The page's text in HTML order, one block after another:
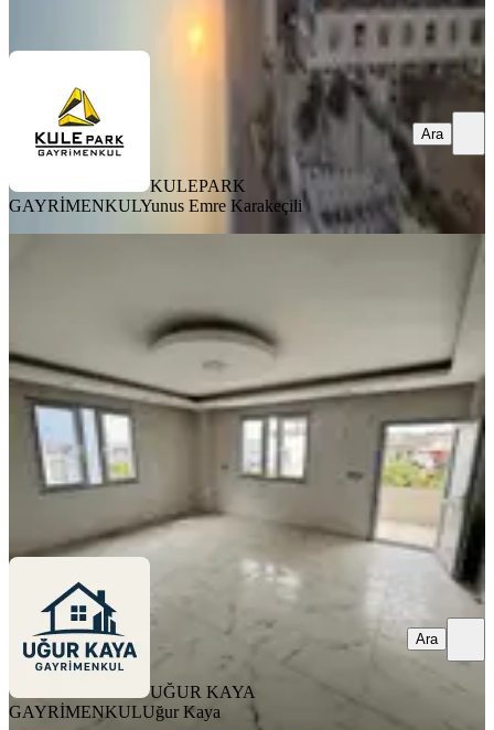
KULEPARK
GAYRİMENKULYunus Emre Karakeçili
Ara
Sarıçam, Gültepe Mahallesi
2+1·100 m²·1. Kat
6.100.000 ₺
UĞUR KAYA GAYRİMENKUL Uğur Kaya
UĞUR KAYA
GAYRİMENKULUğur Kaya
Ara